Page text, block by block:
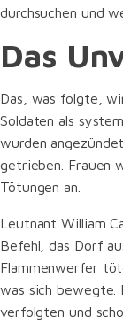
durchsuchen und
Das
Das, was folgte,
Soldaten als
wurden
getrieben. Frauen
Tötungen an.
Leutnant William
Befehl, das Dorf
Flammenwerfer
was sich bewegte.
verfolgten und